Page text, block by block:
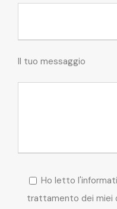
Il tuo messaggio
Ho letto
trattamento dei miei